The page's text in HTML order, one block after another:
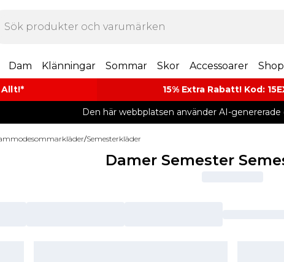
Dam Klänningar Sommar Skor Accessoarer
Allt!* 15% Extra Rabatt! Kod:
Den här webbplatsen använder AI-genererade
/Semesterkläder
Damer Semester